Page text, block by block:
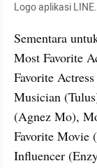
Logo aplikasi
Sementara
Most Favorite
Favorite
Musician
(Agnez Mo),
Favorite Movie
Influencer